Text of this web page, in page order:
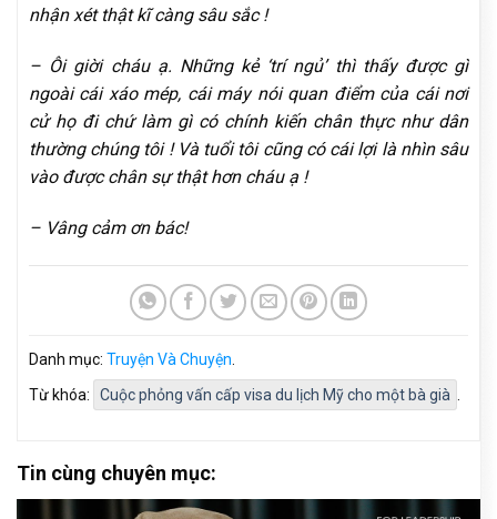
nhận xét thật kĩ càng sâu sắc !
– Ôi giời cháu ạ. Những kẻ ‘trí ngủ’ thì thấy được gì
ngoài cái xáo mép, cái máy nói quan điểm của cái nơi
cử họ đi chứ làm gì có chính kiến chân thực như dân
thường chúng tôi ! Và tuổi tôi cũng có cái lợi là nhìn sâu
vào được chân sự thật hơn cháu ạ !
– Vâng cảm ơn bác!
Danh mục: Truyện Và Chuyện
Từ khóa:
Cuộc phỏng vấn cấp visa du lịch Mỹ cho một bà già
Tin cùng chuyên mục: